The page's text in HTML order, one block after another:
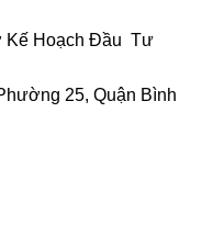
Kế Hoạch Đầu Tư
25, Quận Bình